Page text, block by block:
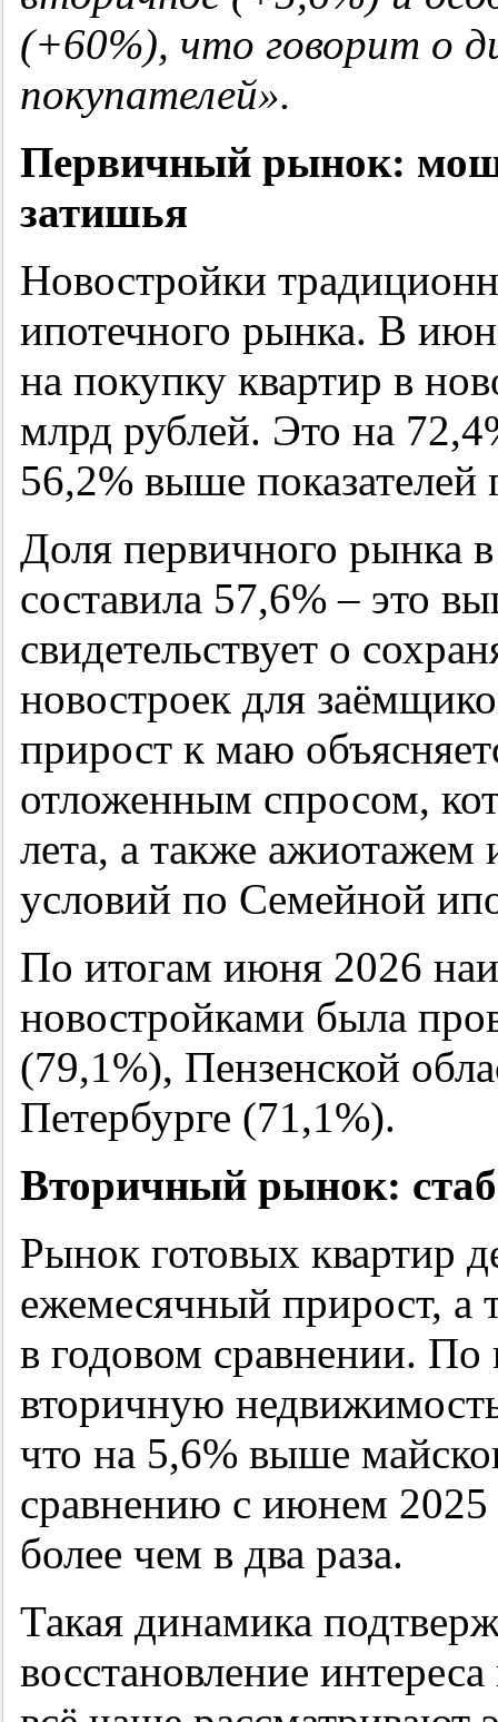
(+60%), что говорит о
покупателей».
Первичный рынок:
затишья
Новостройки
ипотечного рынка. В
на покупку квартир в
млрд рублей. Это на
56,2% выше показателей
Доля первичного рынка
составила 57,6% – это
свидетельствует о
новостроек для
прирост к маю
отложенным спросом,
лета, а также
условий по Семейной
По итогам июня 2026
новостройками была
(79,1%), Пензенской
Петербурге (71,1%).
Вторичный рынок:
Рынок готовых квартир
ежемесячный прирост, а
в годовом сравнении.
вторичную
что на 5,6% выше
сравнению с июнем 2025
более чем в два раза.
Такая динамика
восстановление